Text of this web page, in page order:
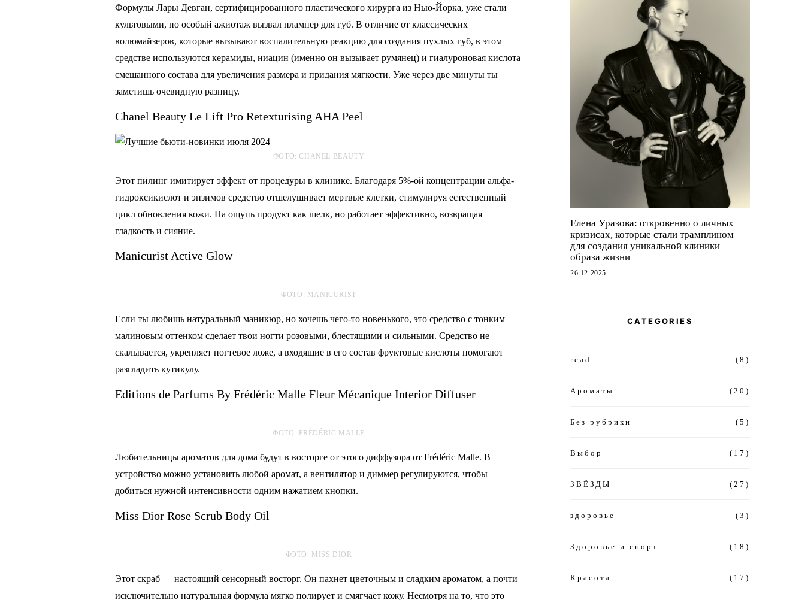
Формулы Лары Девган, сертифицированного пластического хирурга из Нью-Йорка, уже стали
культовыми, но особый ажиотаж вызвал плампер для губ. В отличие от классических
волюмайзеров, которые вызывают воспалительную реакцию для создания пухлых губ, в этом
средстве используются керамиды, ниацин (именно он вызывает румянец) и гиалуроновая кислота
смешанного состава для увеличения размера и придания мягкости. Уже через две минуты ты
заметишь очевидную разницу.
Chanel Beauty Le Lift Pro Retexturising AHA Peel
ФОТО: CHANEL BEAUTY
Этот пилинг имитирует эффект от процедуры в клинике. Благодаря 5%-ой концентрации альфа-
гидроксикислот и энзимов средство отшелушивает мертвые клетки, стимулируя естественный
цикл обновления кожи. На ощупь продукт как шелк, но работает эффективно, возвращая
гладкость и сияние.
Manicurist Active Glow
ФОТО: MANICURIST
Если ты любишь натуральный маникюр, но хочешь чего-то новенького, это средство с тонким
малиновым оттенком сделает твои ногти розовыми, блестящими и сильными. Средство не
скалывается, укрепляет ногтевое ложе, а входящие в его состав фруктовые кислоты помогают
разгладить кутикулу.
Editions de Parfums By Frédéric Malle Fleur Mécanique Interior Diffuser
ФОТО: FRÉDÉRIC MALLE
Любительницы ароматов для дома будут в восторге от этого диффузора от Frédéric Malle. В
устройство можно установить любой аромат, а вентилятор и диммер регулируются, чтобы
добиться нужной интенсивности одним нажатием кнопки.
Miss Dior Rose Scrub Body Oil
ФОТО: MISS DIOR
Этот скраб — настоящий сенсорный восторг. Он пахнет цветочным и сладким ароматом, а почти
исключительно натуральная формула мягко полирует и смягчает кожу. Несмотря на то, что это
Елена Уразова: откровенно о личных
кризисах, которые стали трамплином
для создания уникальной клиники
образа жизни
26.12.2025
CATEGORIES
read (8)
Ароматы (20)
Без рубрики (5)
Выбор (17)
ЗВЁЗДЫ (27)
здоровье (3)
Здоровье и спорт (18)
Красота (17)